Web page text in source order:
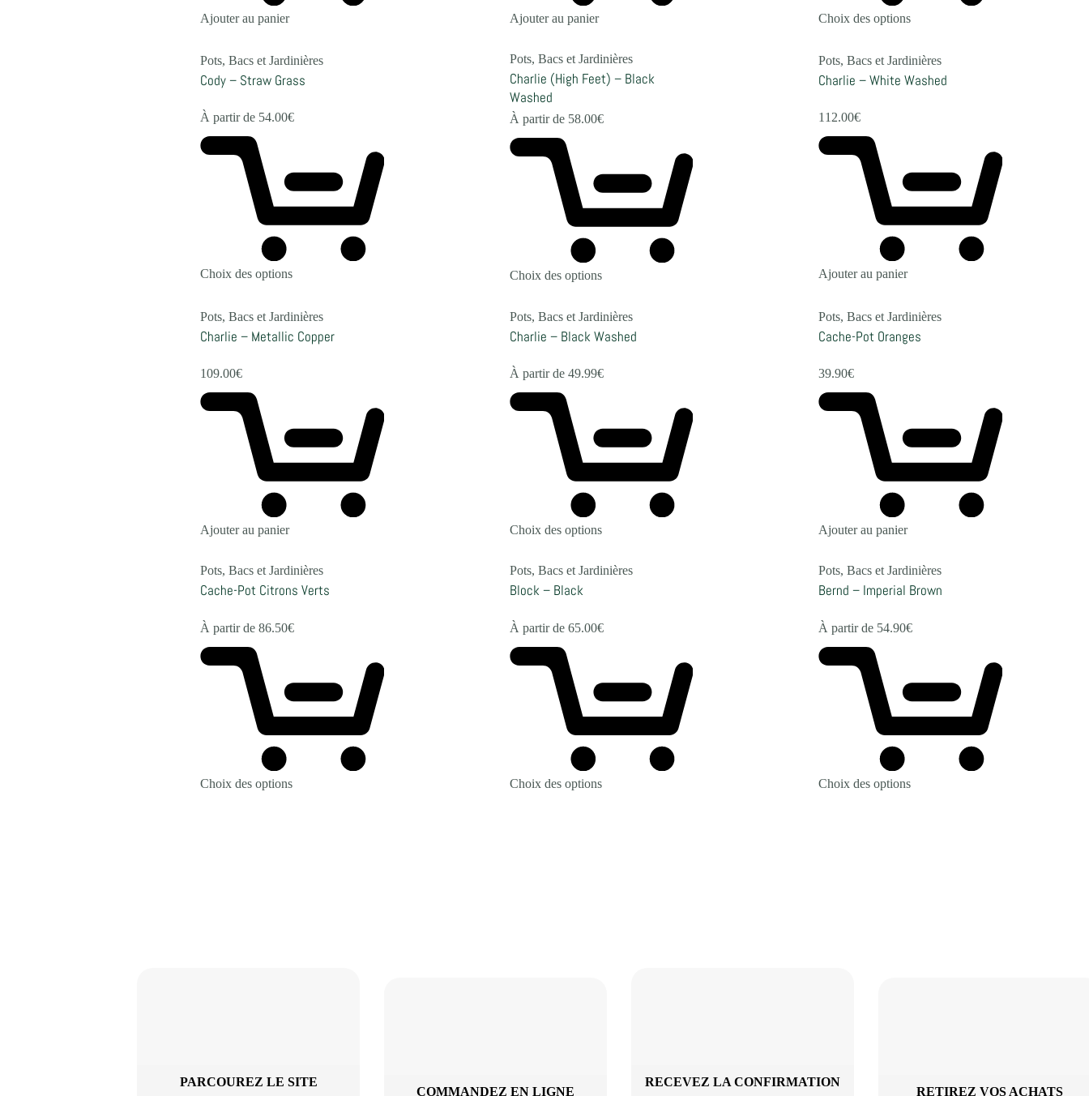
Ajouter au panier Ajouter au panier Choix des options
Pots, Bacs et Jardinières
Cody – Straw Grass
À partir de 54.00€
Choix des options
Pots, Bacs et Jardinières
Charlie (High Feet) – Black
Washed
À partir de 58.00€
Choix des options
Pots, Bacs et Jardinières
Charlie – White Washed
112.00€
Ajouter au panier
Pots, Bacs et Jardinières
Charlie – Metallic Copper
109.00€
Ajouter au panier
Pots, Bacs et Jardinières
Charlie – Black Washed
À partir de 49.99€
Choix des options
Pots, Bacs et Jardinières
Cache-Pot Oranges
39.90€
Ajouter au panier
Pots, Bacs et Jardinières
Cache-Pot Citrons Verts
À partir de 86.50€
Choix des options
Pots, Bacs et Jardinières
Block – Black
À partir de 65.00€
Choix des options
Pots, Bacs et Jardinières
Bernd – Imperial Brown
À partir de 54.90€
Choix des options
PARCOUREZ LE SITE
COMMANDEZ EN LIGNE
RECEVEZ LA CONFIRMATION
RETIREZ VOS ACHATS